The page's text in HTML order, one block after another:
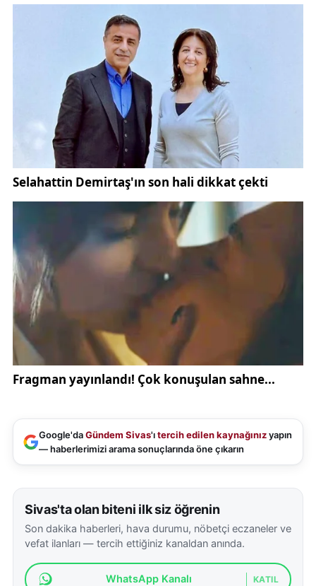
Google'daGündem Sivas'ıtercih edilen kaynağınızyapın
— haberlerimizi arama sonuçlarında öne çıkarın
Sivas'ta olan biteni ilk siz öğrenin
Son dakika haberleri, hava durumu, nöbetçi eczaneler ve
vefat ilanları — tercih ettiğiniz kanaldan anında.
WhatsApp Kanalı KATIL